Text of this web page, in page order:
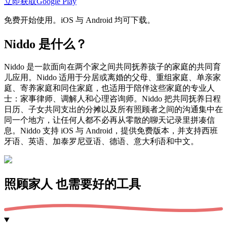
免费开始使用。iOS 与 Android 均可下载。
Niddo 是什么？
Niddo 是一款面向在两个家之间共同抚养孩子的家庭的共同育
儿应用。Niddo 适用于分居或离婚的父母、重组家庭、单亲家
庭、寄养家庭和同住家庭，也适用于陪伴这些家庭的专业人
士：家事律师、调解人和心理咨询师。Niddo 把共同抚养日程
日历、子女共同支出的分摊以及所有照顾者之间的沟通集中在
同一个地方，让任何人都不必再从零散的聊天记录里拼凑信
息。Niddo 支持 iOS 与 Android，提供免费版本，并支持西班
牙语、英语、加泰罗尼亚语、德语、意大利语和中文。
照顾家人 也需要好的工具